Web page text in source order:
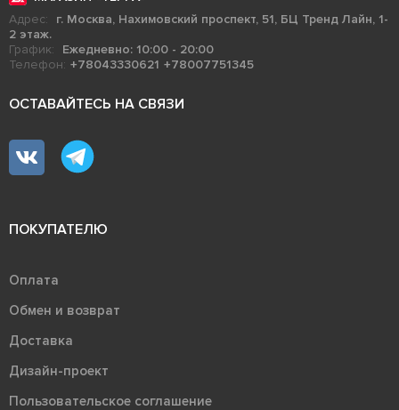
Адрес:
г. Москва, Нахимовский проспект, 51, БЦ Тренд Лайн, 1-
2 этаж.
График:
Ежедневно: 10:00 - 20:00
Телефон: +78043330621 +78007751345
ОСТАВАЙТЕСЬ НА СВЯЗИ
ПОКУПАТЕЛЮ
Оплата
Обмен и возврат
Доставка
Дизайн-проект
Пользовательское соглашение